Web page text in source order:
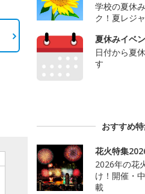
学校の夏休
ク！夏レジ
夏休みイベ
日付から夏
す
おすすめ
花火特集
2026年の花
け！開催・
載